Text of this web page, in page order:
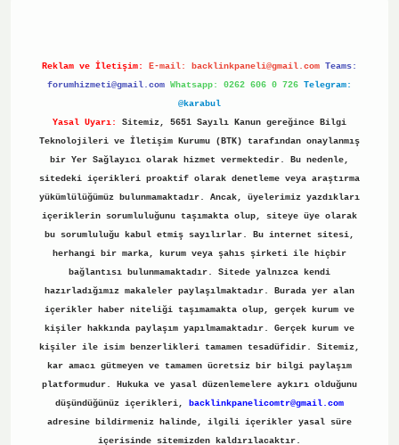
Reklam ve İletişim: E-mail: backlinkpaneli@gmail.com Teams:
forumhizmeti@gmail.com Whatsapp: 0262 606 0 726 Telegram:
@karabul
Yasal Uyarı:
Sitemiz, 5651 Sayılı Kanun gereğince Bilgi
Teknolojileri ve İletişim Kurumu (BTK) tarafından onaylanmış
bir Yer Sağlayıcı olarak hizmet vermektedir. Bu nedenle,
sitedeki içerikleri proaktif olarak denetleme veya araştırma
yükümlülüğümüz bulunmamaktadır. Ancak, üyelerimiz yazdıkları
içeriklerin sorumluluğunu taşımakta olup, siteye üye olarak
bu sorumluluğu kabul etmiş sayılırlar. Bu internet sitesi,
herhangi bir marka, kurum veya şahıs şirketi ile hiçbir
bağlantısı bulunmamaktadır. Sitede yalnızca kendi
hazırladığımız makaleler paylaşılmaktadır. Burada yer alan
içerikler haber niteliği taşımamakta olup, gerçek kurum ve
kişiler hakkında paylaşım yapılmamaktadır. Gerçek kurum ve
kişiler ile isim benzerlikleri tamamen tesadüfidir. Sitemiz,
kar amacı gütmeyen ve tamamen ücretsiz bir bilgi paylaşım
platformudur. Hukuka ve yasal düzenlemelere aykırı olduğunu
düşündüğünüz içerikleri,
backlinkpanelicomtr@gmail.com
adresine bildirmeniz halinde, ilgili içerikler yasal süre
içerisinde sitemizden kaldırılacaktır.